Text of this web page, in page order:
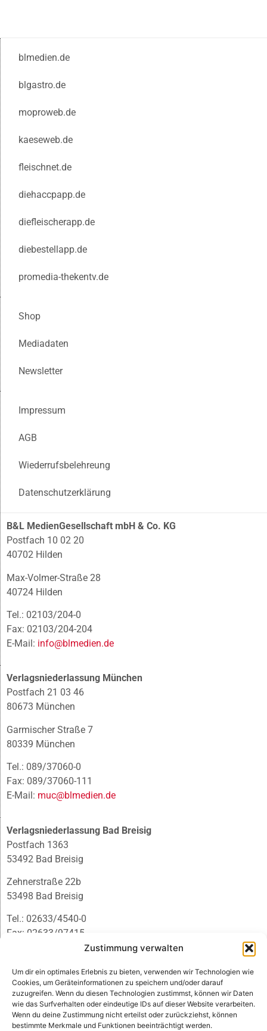
Zustimmung verwalten
Um dir ein optimales Erlebnis zu bieten, verwenden wir Technologien wie
Cookies, um Geräteinformationen zu speichern und/oder darauf
zuzugreifen. Wenn du diesen Technologien zustimmst, können wir Daten
wie das Surfverhalten oder eindeutige IDs auf dieser Website verarbeiten.
Wenn du deine Zustimmung nicht erteilst oder zurückziehst, können
bestimmte Merkmale und Funktionen beeinträchtigt werden.
blmedien.de
blgastro.de
moproweb.de
kaeseweb.de
fleischnet.de
diehaccpapp.de
diefleischerapp.de
diebestellapp.de
promedia-thekentv.de
Shop
Mediadaten
Newsletter
Impressum
AGB
Wiederrufsbelehreung
Datenschutzerklärung
B&L MedienGesellschaft mbH & Co. KG
Postfach 10 02 20
40702 Hilden
Max-Volmer-Straße 28
40724 Hilden
Tel.: 02103/204-0
Fax: 02103/204-204
E-Mail: info@blmedien.de
Verlagsniederlassung München
Postfach 21 03 46
80673 München
Garmischer Straße 7
80339 München
Tel.: 089/37060-0
Fax: 089/37060-111
E-Mail: muc@blmedien.de
Verlagsniederlassung Bad Breisig
Postfach 1363
53492 Bad Breisig
Zehnerstraße 22b
53498 Bad Breisig
Tel.: 02633/4540-0
Fax: 02633/97415
infobb@blmedien.de